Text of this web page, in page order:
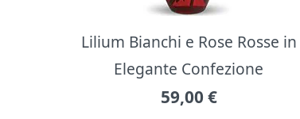
Lilium Bianchi e Rose Rosse in
Elegante Confezione
59,00 €